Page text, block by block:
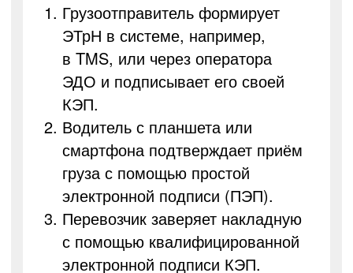
Грузоотправитель формирует
ЭТрН в системе, например,
в TMS, или через оператора
ЭДО и подписывает его своей
КЭП.
Водитель с планшета или
смартфона подтверждает приём
груза с помощью простой
электронной подписи (ПЭП).
Перевозчик заверяет накладную
с помощью квалифицированной
электронной подписи КЭП.